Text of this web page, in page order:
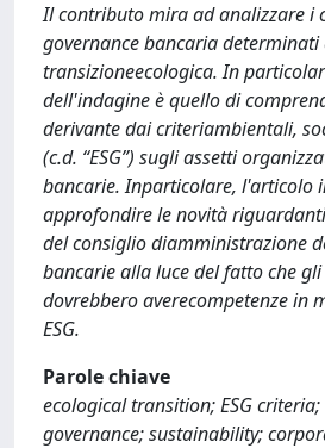
Il contributo mira ad analizzare i
governance bancaria
transizioneecologica. In
dell'indagine è quello di
derivante dai criteriambientali,
(c.d. “ESG”) sugli assetti
bancarie. Inparticolare, l'articolo
approfondire le novità
del consiglio diamministrazione
bancarie alla luce del fatto che
dovrebbero averecompetenze in
ESG.
Parole chiave
ecological transition; ESG
governance; sustainability;